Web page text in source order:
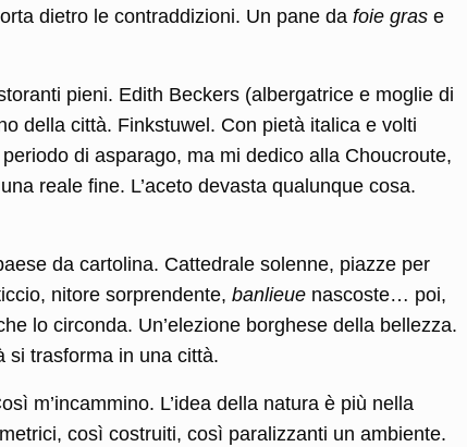
dietro le contraddizioni. Un pane da foie gras e
pieni. Edith Beckers (albergatrice e moglie di
della città. Finkstuwel. Con pietà italica e volti
di asparago, ma mi dedico alla Choucroute,
reale fine. L’aceto devasta qualunque cosa.
da cartolina. Cattedrale solenne, piazze per
nitore sorprendente, banlieue nascoste… poi,
lo circonda. Un’elezione borghese della bellezza.
si trasforma in una città.
m’incammino. L’idea della natura è più nella
così costruiti, così paralizzanti un ambiente.